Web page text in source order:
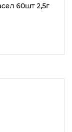
60шт 2,5г